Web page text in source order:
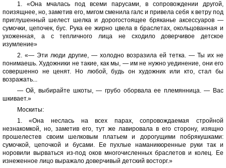
1. «Она мчалась под всеми парусами, в сопровождении другой,
поизящнее, но, заметив его, мигом сменила галс и привела себя к ветру под
приглушенный шелест шелка и дорогостоящее бряканье аксессуаров —
сумочки, цепочек, бус. Рука ее жирно цвела в браслетах, окольцованная и
ухоженная, а с тепличного лица не сходило доверчивое детское
изумление»
2. «— Эти люди другие, — холодно возразила ей тетка. — Ты их не
понимаешь. Художники не такие, как мы, — им не нужно уединение, они его
совершенно не ценят. Но любой, будь он художник или кто, стал бы
возражать...
— Ой, выбирайте шкоты, — грубо оборвала ее племянница. — Вас
шкивает.»
Москиты:
1. «Она неслась на всех парах, сопровождаемая стройной
незнакомкой, но, заметив его, тут же лавировала в его сторону, изящно
прошелестев своим шелковым платьем и дорогущими побрякушками:
сумочкой, цепочкой и бусами. Ее пухлые наманикюренные руки так и
норовили вырваться из-под оков многочисленных браслетов и колец. Ее
изнеженное лицо выражало доверчивый детский восторг.»